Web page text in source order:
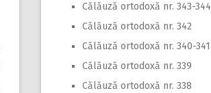
Călăuză ortodoxă nr. 343-344
Călăuză ortodoxă nr. 342
Călăuză ortodoxă nr. 340-341
Călăuză ortodoxă nr. 339
Călăuză ortodoxă nr. 338